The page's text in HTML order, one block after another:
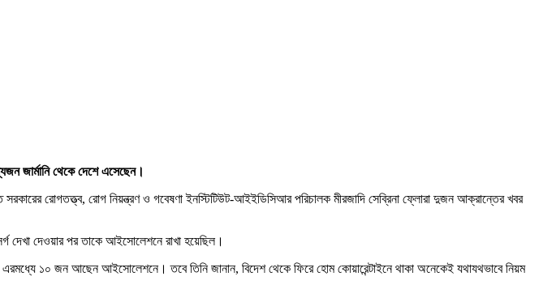
জার্মানি থেকে দেশে এসেছেন।
সরকারের রোগতত্ত্ব, রোগ নিয়ন্ত্রণ ও গবেষণা ইনস্টিটিউট-আইইডিসিআর পরিচালক মীরজাদি সেব্রিনা ফ্লোরা দুজন আক্রান্তের খবর
দেখা দেওয়ার পর তাকে আইসোলেশনে রাখা হয়েছিল।
১০ জন আছেন আইসোলেশনে। তবে তিনি জানান, বিদেশ থেকে ফিরে হোম কোয়ারেন্টাইনে থাকা অনেকেই যথাযথভাবে নিয়ম